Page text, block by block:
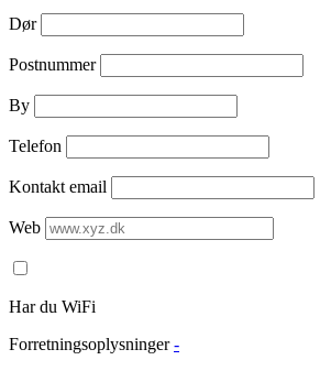
Dør
Postnummer
By
Telefon
Kontakt email
Web
Har du WiFi
Forretningsoplysninger -